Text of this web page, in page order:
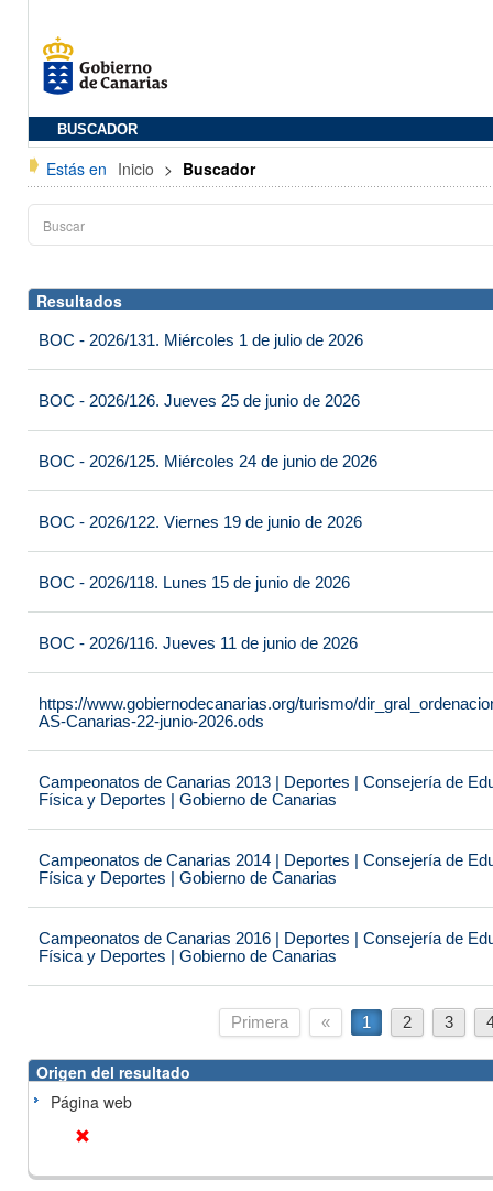
BUSCADOR
Estás en Inicio > Buscador
Resultados
BOC - 2026/131. Miércoles 1 de julio de 2026
BOC - 2026/126. Jueves 25 de junio de 2026
BOC - 2026/125. Miércoles 24 de junio de 2026
BOC - 2026/122. Viernes 19 de junio de 2026
BOC - 2026/118. Lunes 15 de junio de 2026
BOC - 2026/116. Jueves 11 de junio de 2026
https://www.gobiernodecanarias.org/turismo/
AS-Canarias-22-junio-2026.ods
Campeonatos de Canarias 2013 | Deportes | Consejería de
Física y Deportes | Gobierno de Canarias
Campeonatos de Canarias 2014 | Deportes | Consejería de
Física y Deportes | Gobierno de Canarias
Campeonatos de Canarias 2016 | Deportes | Consejería de
Física y Deportes | Gobierno de Canarias
Primera « 1 2 3
Origen del resultado
Página web